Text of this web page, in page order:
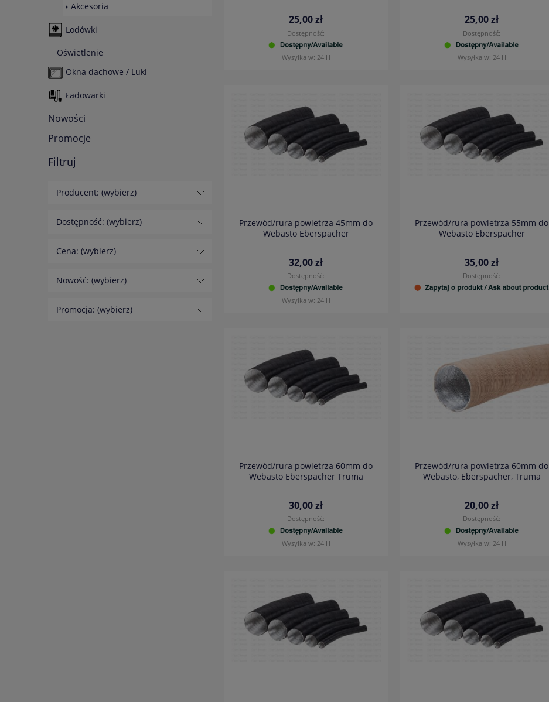
Akcesoria
Lodówki
Oświetlenie
Okna dachowe / Luki
Ładowarki
Nowości
Promocje
Filtruj
Producent: (wybierz)
Dostępność: (wybierz)
Cena: (wybierz)
Nowość: (wybierz)
Promocja: (wybierz)
25,00 zł
Dostępność:
Wysyłka w: 24 H
25,00 zł
Dostępność:
Wysyłka w: 24 H
Przewód/rura powietrza 45mm do
Webasto Eberspacher
32,00 zł
Dostępność:
Wysyłka w: 24 H
Przewód/rura powietrza 55mm do
Webasto Eberspacher
35,00 zł
Dostępność:
Przewód/rura powietrza 60mm do
Webasto Eberspacher Truma
30,00 zł
Dostępność:
Wysyłka w: 24 H
Przewód/rura powietrza 60mm do
Webasto, Eberspacher, Truma
20,00 zł
Dostępność:
Wysyłka w: 24 H